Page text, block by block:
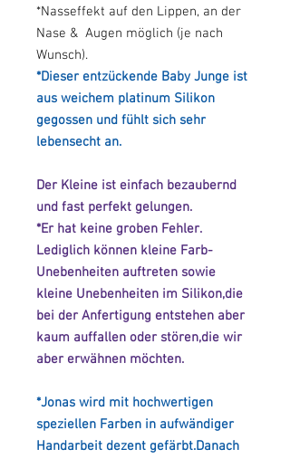
*Nasseffekt auf den Lippen, an der
Nase & Augen möglich (je nach
Wunsch).
*Dieser entzückende Baby Junge ist
aus weichem platinum Silikon
gegossen und fühlt sich sehr
lebensecht an.
Der Kleine ist einfach bezaubernd
und fast perfekt gelungen.
*Er hat keine groben Fehler.
Lediglich können kleine Farb-
Unebenheiten auftreten sowie
kleine Unebenheiten im Silikon,die
bei der Anfertigung entstehen aber
kaum auffallen oder stören,die wir
aber erwähnen möchten.
*Jonas wird mit hochwertigen
speziellen Farben in aufwändiger
Handarbeit dezent gefärbt.Danach